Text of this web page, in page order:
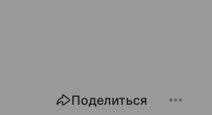
Поделиться